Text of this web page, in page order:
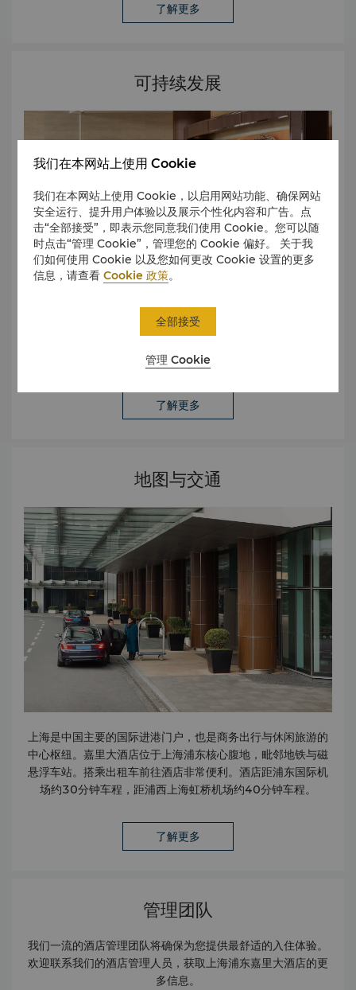
行奖 - 年度休闲酒店奖" ，《旅城》 "2024 年度精选亲子酒店"
度最受欢迎自助餐 -The COOK 厨餐厅" ，《新民品位生活大
赏》 "盛宴 中国餐厅评选 - 最佳西餐厅" ，《盛宴・中国》 "上
海米其林指南入选餐厅" ，《米其林指南》 "2024 年度酒单"
，《侍酒师画报》 "年度最佳西餐厅 – TheMEAT扒餐厅" ，
《初旅行》
了解更多
可持续发展
我们采用彰显对他人关怀的“心形图案”作为我们人文关怀项目
的徽标
了解更多
地图与交通
上海是中国主要的国际进港门户，也是商务出行与休闲旅游的
中心枢纽。嘉里大酒店位于上海浦东核心腹地，毗邻地铁与磁
悬浮车站。搭乘出租车前往酒店非常便利。酒店距浦东国际机
场约30分钟车程，距浦西上海虹桥机场约40分钟车程。
了解更多
管理团队
我们一流的酒店管理团队将确保为您提供最舒适的入住体验。
欢迎联系我们的酒店管理人员，获取上海浦东嘉里大酒店的更
多信息。
我们在本网站上使用 Cookie
我们在本网站上使用 Cookie，以启用网站功能、确保网站
安全运行、提升用户体验以及展示个性化内容和广告。点
击“全部接受”，即表示您同意我们使用 Cookie。您可以随
时点击“管理 Cookie”，管理您的 Cookie 偏好。 关于我
们如何使用 Cookie 以及您如何更改 Cookie 设置的更多
信息，请查看Cookie 政策。
管理 Cookie
全部接受